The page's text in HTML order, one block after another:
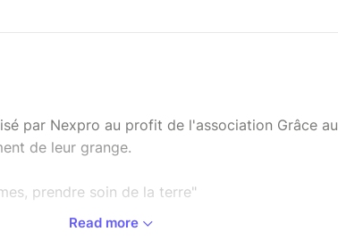
par Nexpro au profit de l'association Grâce au
de leur grange.
prendre soin de la terre"
Read more